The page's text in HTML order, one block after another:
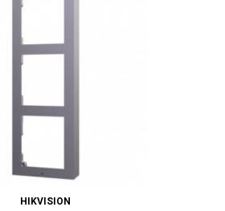
HIKVISION